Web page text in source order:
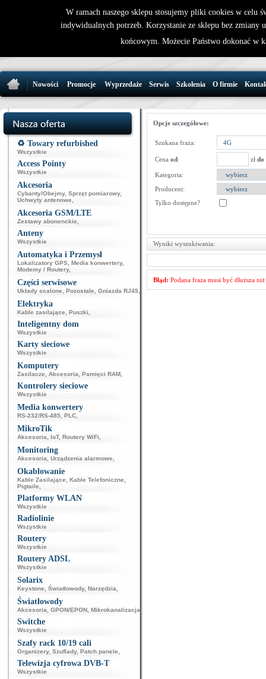
32 721 86
Nowości Promocje Wyprzedaże Serwis Szkolenia O firmie
♻️ Towary refurbished
Wszystkie
Access Pointy
Wszystkie
Akcesoria
Cybanty/Obejmy, Sprzęt pomiarowy,
Uchwyty antenowe
Akcesoria GSM/LTE
Zestawy abonenckie
Anteny
Wszystkie
Automatyka i Przemysł
Lokalizatory GPS Media konwertery,
Modemy / Routery,
Części serwisowe
Układy scalone Pozostałe Gniazda RJ45
Elektryka
Kable zasilające Puszki
Inteligentny dom
Wszystkie
Karty sieciowe
Wszystkie
Komputery
Zasilacze Akcesoria Pamięci RAM
Kontrolery sieciowe
Wszystkie
Media konwertery
RS-232/RS-485 PLC
MikroTik
Akcesoria IoT, Routery WiFi
Monitoring
Akcesoria Urządzenia alarmowe
Okablowanie
Kable Zasilające Kable Telefoniczne
Pigtaile
Platformy WLAN
Wszystkie
Radiolinie
Wszystkie
Routery
Wszystkie
Routery ADSL
Wszystkie
Solarix
Keystone Światłowody, Narzędzia
Światłowody
Akcesoria GPON/EPON Mikrokanalizacja
Switche
Wszystkie
Szafy rack 10/19 cali
Organizery, Szuflady, Patch panele
Telewizja cyfrowa DVB-T
Wszystkie
Opcje szczegółowe:
Szukana fraza:
Cena od: zł do
Kategoria:
Producent:
Tylko dostępne?
Wyniki wyszukiwania:
Błąd: Podana fraza musi być dłuższa
W ramach naszego sklepu stosujemy pliki cookies w celu
indywidualnych potrzeb. Korzystanie ze sklepu bez zmiany
końcowym. Możecie Państwo dokonać w